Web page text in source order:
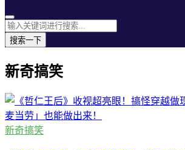
搜索一下
新奇搞笑
新奇搞笑